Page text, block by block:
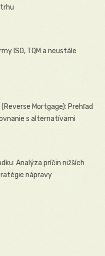
ISO, TQM a neustále
Mortgage): Prehľad
s alternatívami
Analýza príčin nižších
nápravy